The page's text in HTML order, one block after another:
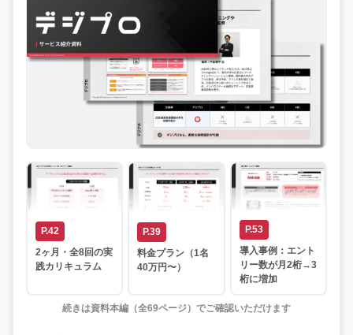
P.42
2ヶ月・全8回の実
践カリキュラム
P.39
料金プラン（1名
40万円〜）
P.53
導入事例：エント
リー数が月2桁→3
桁に増加
続きは資料本編（全69ページ）でご確認いただけます